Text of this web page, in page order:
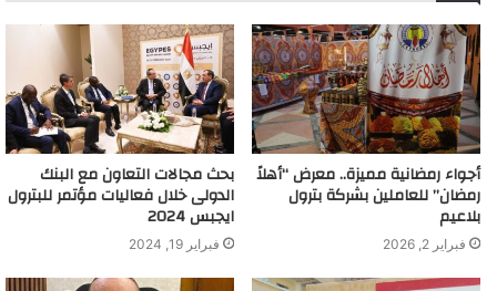
أجواء رمضانية مميزة.. معرض “أهلاً
رمضان” للعاملين بشركة بترول
بلاعيم
فبراير 2, 2026
بحث مجالات التعاون مع البنك
الدولى خلال فعاليات مؤتمر للبترول
ايجبس 2024
فبراير 19, 2024